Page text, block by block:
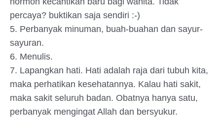
percaya? buktikan saja sendiri :-)
5. Perbanyak minuman, buah-buahan dan sayur-
sayuran.
6. Menulis.
7. Lapangkan hati. Hati adalah raja dari tubuh kita,
maka perhatikan kesehatannya. Kalau hati sakit,
maka sakit seluruh badan. Obatnya hanya satu,
perbanyak mengingat Allah dan bersyukur.